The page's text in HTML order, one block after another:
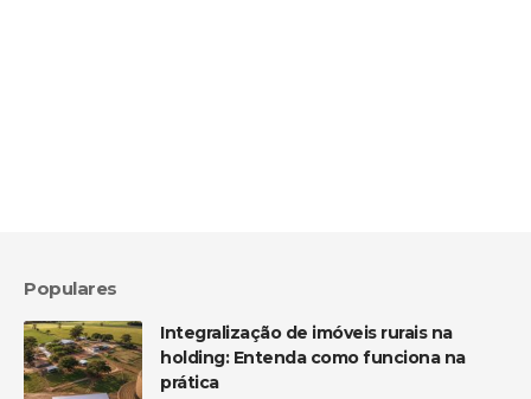
Populares
Integralização de imóveis rurais na
holding: Entenda como funciona na
prática